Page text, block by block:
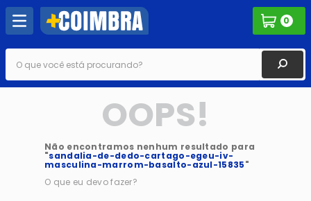
0
O que você está procurando?
OOPS!
Não encontramos nenhum resultado para
"sandalia-de-dedo-cartago-egeu-iv-
masculina-marrom-basalto-azul-15835"
O que eu devo fazer?